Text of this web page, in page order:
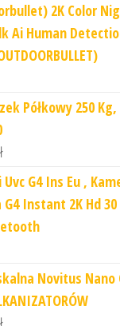
2K Color
Ai Human
Półkowy 250 Kg,
G4 Ins Eu ,
G4 Instant 2K Hd
Novitus Nano